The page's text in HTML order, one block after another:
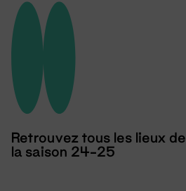
Retrouvez tous les lieux de
la saison 24-25